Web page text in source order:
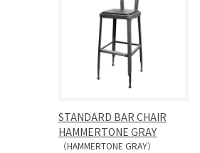
STANDARD BAR CHAIR
HAMMERTONE GRAY
（HAMMERTONE GRAY）